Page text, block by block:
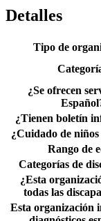
Detalles
Tipo de
¿Se ofrecen
¿Tienen boletín
¿Cuidado de
Rango de
Categorías de
¿Esta
todas las
Esta organización